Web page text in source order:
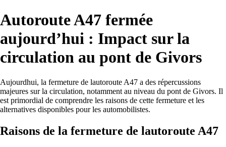
Autoroute A47 fermée
aujourd’hui : Impact sur la
circulation au pont de Givors
Aujourdhui, la fermeture de lautoroute A47 a des répercussions
majeures sur la circulation, notamment au niveau du pont de Givors. Il
est primordial de comprendre les raisons de cette fermeture et les
alternatives disponibles pour les automobilistes.
Raisons de la fermeture de lautoroute A47